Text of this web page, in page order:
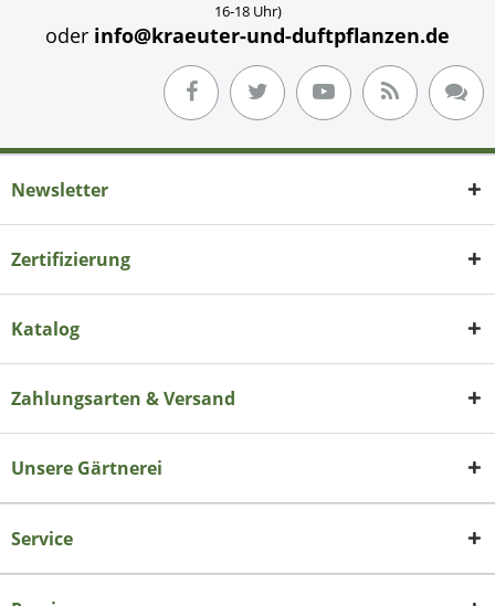
16-18 Uhr)
oder info@kraeuter-und-duftpflanzen.de
Newsletter
Zertifizierung
Katalog
Zahlungsarten & Versand
Unsere Gärtnerei
Service